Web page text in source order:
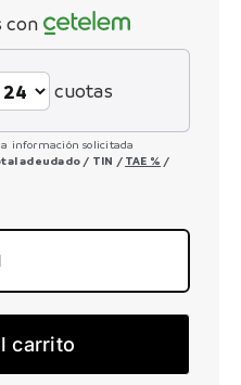
con
cuotas
información solicitada
adeudado / TIN / TAE % /
XS
carrito